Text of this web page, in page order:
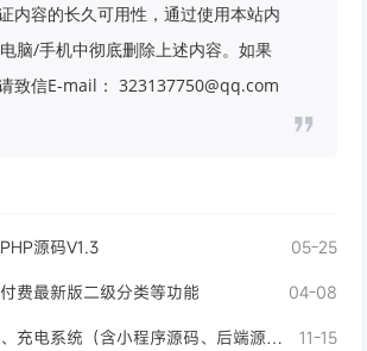
内容的长久可用性，通过使用本站内
脑/手机中彻底删除上述内容。如果
致信E-mail： 323137750@qq.com
源码V1.3
05-25
费最新版二级分类等功能
04-08
无人值守停车、充电系统（含小程序源码、后端源码、岗亭端源码）
11-15